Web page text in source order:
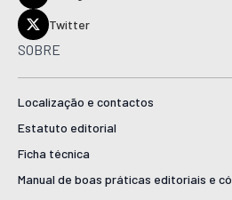
Twitter
SOBRE
Localização e contactos
Estatuto editorial
Ficha técnica
Manual de boas práticas editoriais e